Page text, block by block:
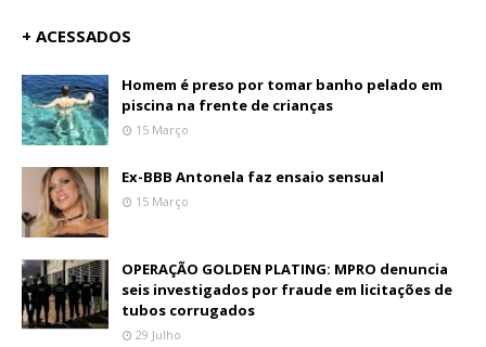
+ ACESSADOS
Homem é preso por tomar banho pelado em
piscina na frente de crianças
15 Março
Ex-BBB Antonela faz ensaio sensual
15 Março
OPERAÇÃO GOLDEN PLATING: MPRO denuncia
seis investigados por fraude em licitações de
tubos corrugados
29 Julho